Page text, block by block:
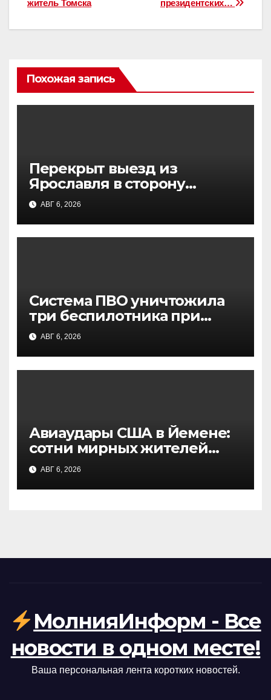
записям
президентских…
житель Томска
Похожая запись
Перекрыт выезд из
Ярославля в сторону
Москвы: атака БПЛА,
движение остановлено
АВГ 6, 2026
Система ПВО уничтожила
три беспилотника при
попытке атаки на Москву —
заявление Собянина
АВГ 6, 2026
Авиаудары США в Йемене:
сотни мирных жителей
стали жертвами, данные
NBC
АВГ 6, 2026
МолнияИнформ - Все
новости в одном месте!
Ваша персональная лента коротких новостей.